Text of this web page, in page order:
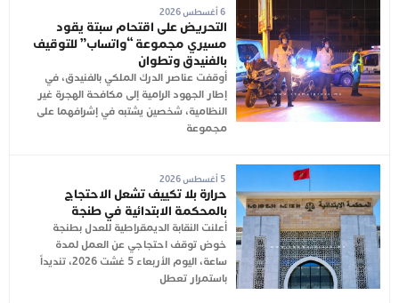
6 أغسطس 2026
التحريض على اقتحام سبتة يقود
مسيري مجموعة “واتساب” للتوقيف
بالفنيدق وتطوان
أوقفت عناصر الدرك الملكي بالفنيدق، في
إطار الجهود الرامية إلى مكافحة الهجرة غير
النظامية، شخصين يشتبه في إشرافهما على
مجموعة
5 أغسطس 2026
حرارة بلا تكييف تشعل الاحتجاج
بالمحكمة الابتدائية في طنجة
أعلنت النقابة الديمقراطية للعدل بطنجة
خوض توقف احتجاجي عن العمل لمدة
ساعة، اليوم الأربعاء 5 غشت 2026، تنديداً
باستمرار تعطل